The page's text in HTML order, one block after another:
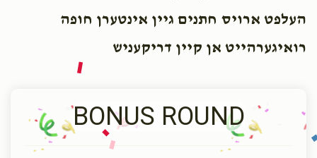
העלפט ארויס חתנים גיין אינטערן חופה
רואיגערהייט אן קיין דריקעניש
BONUS ROUND